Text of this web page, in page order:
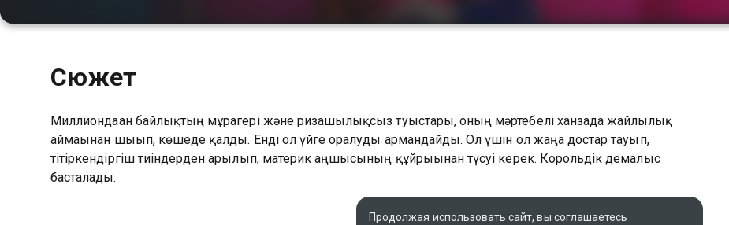
Сюжет
Миллиондаған байлықтың мұрагері және ризашылықсыз туыстары, оның мәртебелі ханзада жайлылық
аймағынан шығып, көшеде қалды. Енді ол үйге оралуды армандайды. Ол үшін ол жаңа достар тауып,
тітіркендіргіш тиіндерден арылып, материк аңшысының құйрығынан түсуі керек. Корольдік демалыс
басталады.
Продолжая использовать сайт, вы соглашаетесь